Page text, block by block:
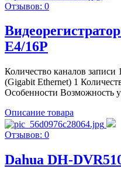
Отзывов: 0
E4/16P
Количество каналов записи
(Gigabit Ethernet) 1
Особенности Возможность
Описание товара
Отзывов: 0
Dahua DH-